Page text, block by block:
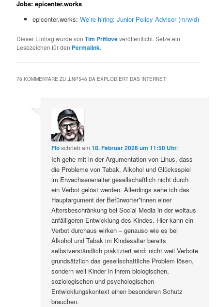
Jobs: epicenter.works
epicenter.works: We’re hiring: Junior Policy Advisor (m/w/d)
Dieser Eintrag wurde vonTim Pritloveveröffentlicht. Setze ein
Lesezeichen für den Permalink.
76 KOMMENTARE ZU „LNP546 DA EXPLODIERT DAS INTERNET“
Floschriebam18. Februar 2026 um 11:50 Uhr:
Ich gehe mit in der Argumentation von Linus, dass
die Probleme von Tabak, Alkohol und Glücksspiel
im Erwachsenenalter gesellschaftlich nicht durch
ein Verbot gelöst werden. Allerdings sehe ich das
Hauptargument der Befürworter*innen einer
Altersbeschränkung bei Social Media in der weitaus
anfälligeren Entwicklung des Kindes. Hier kann ein
Verbot durchaus wirken – genauso wie es bei
Alkohol und Tabak im Kindesalter bereits
selbstverständlich praktiziert wird: nicht weil Verbote
grundsätzlich das gesellschaftliche Problem lösen,
sondern weil Kinder in ihrem biologischen,
soziologischen und psychologischen
Entwicklungskontext einen besonderen Schutz
brauchen.